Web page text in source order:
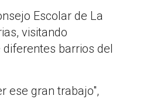
Escolar de La
visitando
barrios del
ese gran trabajo",